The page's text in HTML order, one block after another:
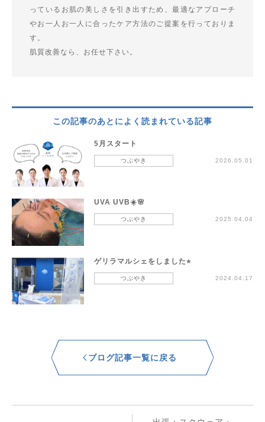
っているお肌の美しさを引き出すため、最適なアプローチ
やお一人お一人に合ったケア方法のご提案を行っておりま
す。
肌質改善なら、お任せ下さい。
この記事のあとによく読まれている記事
5月スタート
つぶやき 2026.05.01
UVA UVB☀️🌸
つぶやき 2025.04.04
ゲリラマルシェをしました⭐︎
つぶやき 2024.04.17
ブログ記事一覧に戻る